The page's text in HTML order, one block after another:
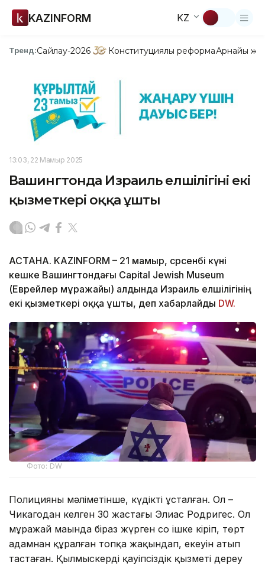
KAZINFORM KZ
Тренд:Сайлау-2026 Конституциялық реформаАрнайы
13:03, 22 Мамыр 2025
Вашингтонда Израиль елшілігінің екі
қызметкері оққа ұшты
АСТАНА. KAZINFORM – 21 мамыр, сәрсенбі күні
кешке Вашингтондағы Capital Jewish Museum
(Еврейлер мұражайы) алдында Израиль елшілігінің
екі қызметкері оққа ұшты, деп хабарлайды DW.
Фото: DW
Полицияның мәліметінше, күдікті ұсталған. Ол –
Чикагодан келген 30 жастағы Элиас Родригес. Ол
мұражай маңында біраз жүрген соң ішке кіріп, төрт
адамнан құралған топқа жақындап, екеуін атып
тастаған. Қылмыскерді қауіпсіздік қызметі дереу